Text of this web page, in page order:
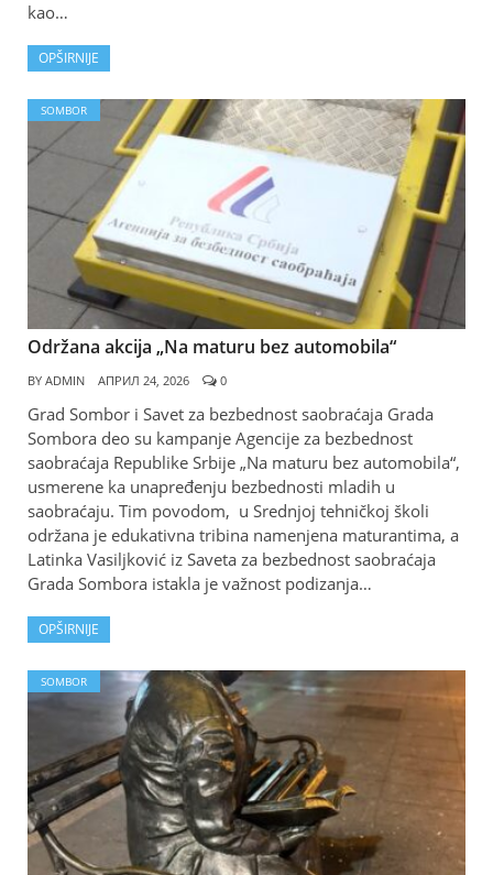
kao…
OPŠIRNIJE
SOMBOR
Održana akcija „Na maturu bez automobila“
BY ADMIN АПРИЛ 24, 2026 0
Grad Sombor i Savet za bezbednost saobraćaja Grada
Sombora deo su kampanje Agencije za bezbednost
saobraćaja Republike Srbije „Na maturu bez automobila“,
usmerene ka unapređenju bezbednosti mladih u
saobraćaju. Tim povodom, u Srednjoj tehničkoj školi
održana je edukativna tribina namenjena maturantima, a
Latinka Vasiljković iz Saveta za bezbednost saobraćaja
Grada Sombora istakla je važnost podizanja…
OPŠIRNIJE
SOMBOR